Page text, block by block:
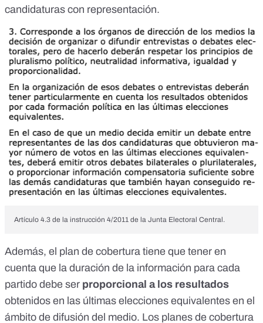
candidaturas con representación.
Artículo 4.3 de la instrucción 4/2011 de la Junta Electoral Central.
Además, el plan de cobertura tiene que tener en
cuenta que la duración de la información para cada
partido debe ser proporcional a los resultados
obtenidos en las últimas elecciones equivalentes en el
ámbito de difusión del medio. Los planes de cobertura